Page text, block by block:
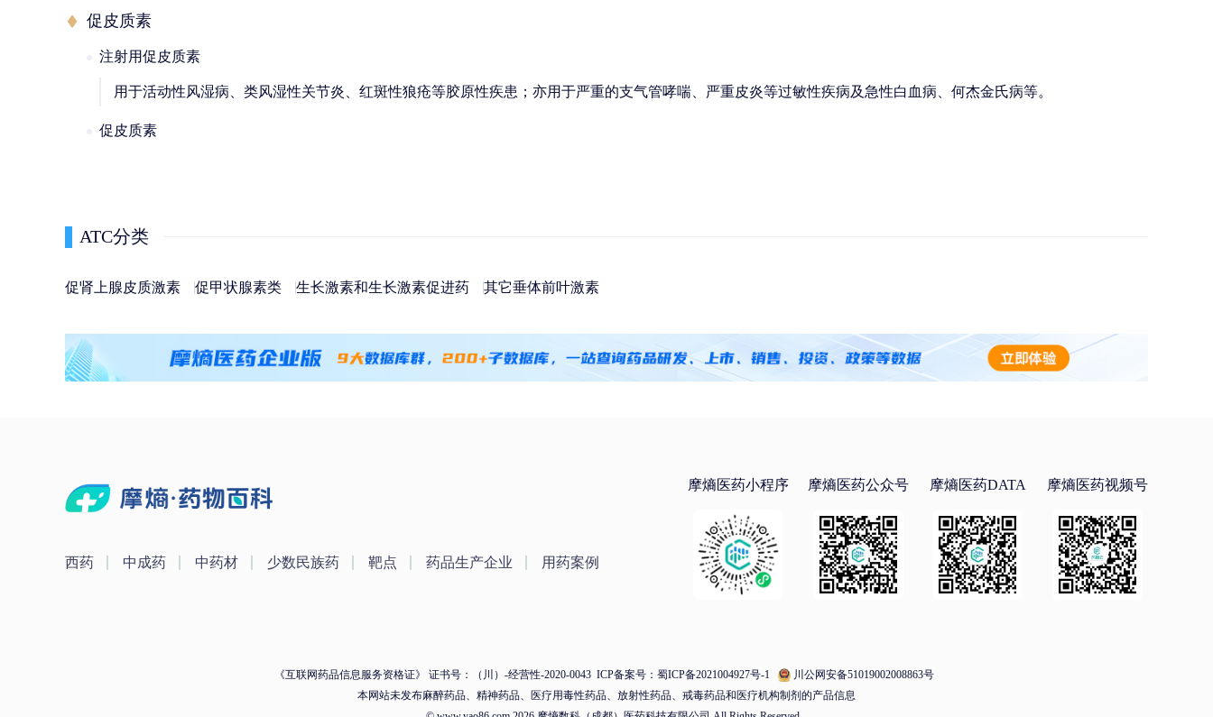
促皮质素
注射用促皮质素
用于活动性风湿病、类风湿性关节炎、红斑性狼疮等胶原性疾患；亦用于严重的支气管哮喘、严重皮炎等过敏性疾病及急性白血病、何杰金氏病等。
促皮质素
ATC分类
促肾上腺皮质激素 促甲状腺素类 生长激素和生长激素促进药 其它垂体前叶激素
西药 中成药 中药材 少数民族药 靶点 药品生产企业 用药案例
摩熵医药小程序 摩熵医药公众号 摩熵医药DATA 摩熵医药视频号
《互联网药品信息服务资格证》 证书号：（川）-经营性-2020-0043 ICP备案号：蜀ICP备2021004927号-1
川公网安备51019002008863号
本网站未发布麻醉药品、精神药品、医疗用毒性药品、放射性药品、戒毒药品和医疗机构制剂的产品信息